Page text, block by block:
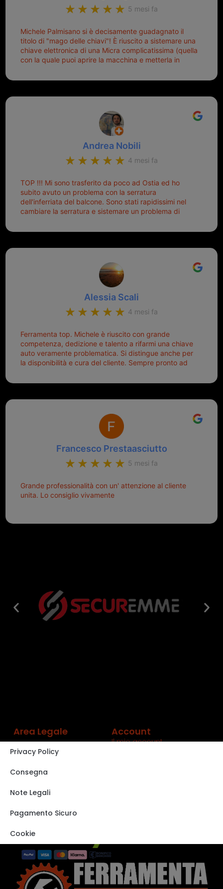
5 mesi fa
Michele Palmisano si è decisamente guadagnato il
titolo di "mago delle chiavi"! È riuscito a sistemare una
chiave elettronica di una Micra complicatissima (quella
con la quale puoi aprire la macchina e metterla in
pronta per la pattumiera... Avevo passato mesi con le
il coperchietto, la chiave era fissata con un filo di
che non ti staccasse la chiave dal blocchetto e
talvolta non faceva bene il contatto nel quadro e
bisognava armeggiare un po', praticamente entrare e
mettere in moto era un terno al Lotto; ormai pensavo
di dover prendere un mutuo per ricomprarle alla
Nissan... e invece ho scoperto che la Ferramenta
tutti i tipi. Adesso che ho la mia fiammante chiave
nuova (solo la chiave, perché la macchina è rimasta
quella di prima), ogni volta che salgo in macchina, il
mio pensiero va subito a Michele perché non dover
mette di buon umore, e ti fa cominciare bene la
lo consiglio a chiunque debba duplicare una chiave
Andrea Nobili
4 mesi fa
TOP !!! Mi sono trasferito da poco ad Ostia ed ho
subito avuto un problema con la serratura
dell'inferriata del balcone. Sono stati rapidissimi nel
cambiare la serratura e sistemare un problema di
onesto evitando spese ben più esose. Competenti,
un punto di riferimento per situazioni di questo tipo
Alessia Scali
4 mesi fa
Ferramenta top. Michele è riuscito con grande
competenza, dedizione e talento a rifarmi una chiave
auto veramente problematica. Si distingue anche per
la disponibilità e cura del cliente. Sempre pronto ad
Francesco Prestaasciutto
5 mesi fa
Grande professionalità con un' attenzione al cliente
unita. Lo consiglio vivamente
Area Legale
Privacy Policy
Consegna
Note Legali
Pagamento Sicuro
Cookie
Account
Il mio account
VISITA IL NOSTRO